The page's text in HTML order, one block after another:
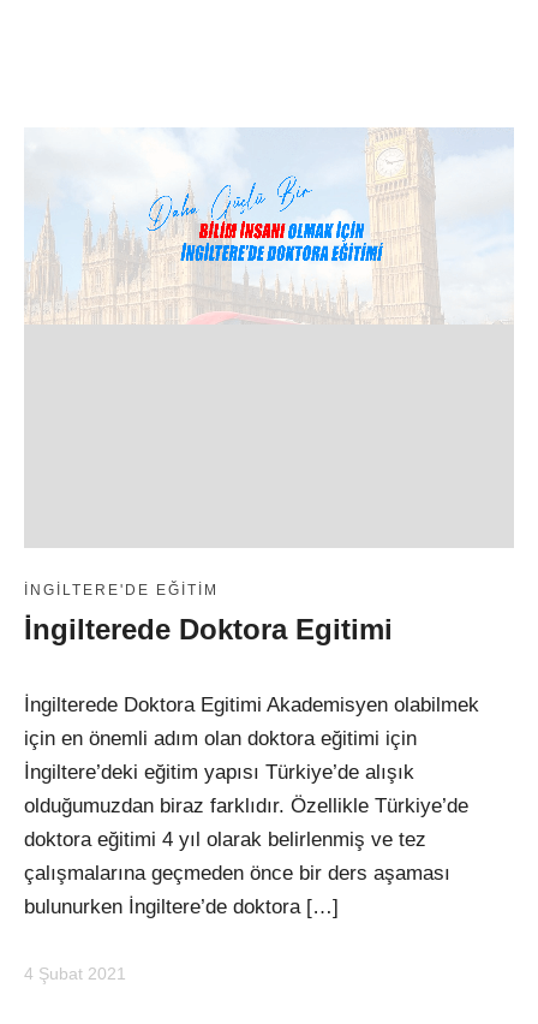
İNGILTERE'DE EĞITIM
İngilterede Doktora Egitimi
İngilterede Doktora Egitimi Akademisyen olabilmek
için en önemli adım olan doktora eğitimi için
İngiltere’deki eğitim yapısı Türkiye’de alışık
olduğumuzdan biraz farklıdır. Özellikle Türkiye’de
doktora eğitimi 4 yıl olarak belirlenmiş ve tez
çalışmalarına geçmeden önce bir ders aşaması
bulunurken İngiltere’de doktora […]
4 Şubat 2021